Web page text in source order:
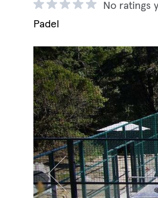
No ratings
Padel